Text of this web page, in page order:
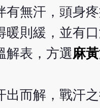
有無汗，頭身
則緩，並有口
解表，方選麻
出而解，戰汗